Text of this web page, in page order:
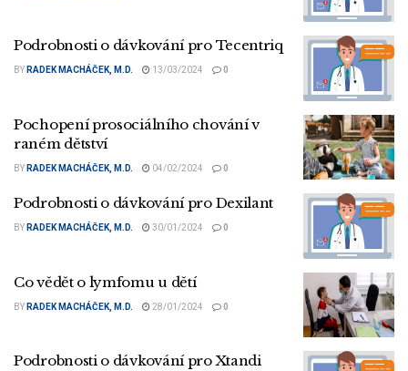
Podrobnosti o dávkování pro Tecentriq
BY RADEK MACHÁČEK, M.D. 13/03/2024 0
Pochopení prosociálního chování v
raném dětství
BY RADEK MACHÁČEK, M.D. 04/02/2024 0
Podrobnosti o dávkování pro Dexilant
BY RADEK MACHÁČEK, M.D. 30/01/2024 0
Co vědět o lymfomu u dětí
BY RADEK MACHÁČEK, M.D. 28/01/2024 0
Podrobnosti o dávkování pro Xtandi